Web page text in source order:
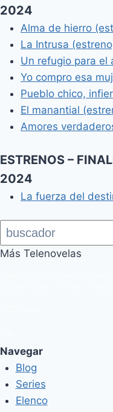
2024
Alma de hierro
La Intrusa
Un refugio para el
Yo compro esa
Pueblo chico,
El manantial
Amores
ESTRENOS –
2024
La fuerza del
Buscar
Más Telenovelas
Navegar
Blog
Series
Elenco